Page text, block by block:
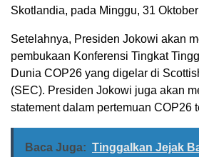
Skotlandia, pada Minggu, 31
Setelahnya, Presiden Jokowi akan
pembukaan Konferensi Tingkat
Dunia COP26 yang digelar di
(SEC). Presiden Jokowi juga akan
statement dalam pertemuan COP26
Baca Juga: Tinggalkan Jejak